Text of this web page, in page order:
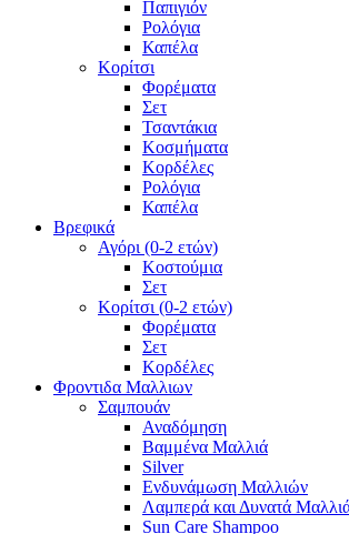
Παπιγιόν
Ρολόγια
Καπέλα
Κορίτσι
Φορέματα
Σετ
Τσαντάκια
Κοσμήματα
Κορδέλες
Ρολόγια
Καπέλα
Βρεφικά
Αγόρι (0-2 ετών)
Κοστούμια
Σετ
Κορίτσι (0-2 ετών)
Φορέματα
Σετ
Κορδέλες
Φροντιδα Μαλλιων
Σαμπουάν
Αναδόμηση
Βαμμένα Μαλλιά
Silver
Ενδυνάμωση Μαλλιών
Λαμπερά και Δυνατά
Sun Care Shampoo